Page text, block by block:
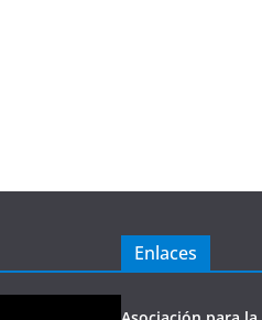
Enlaces